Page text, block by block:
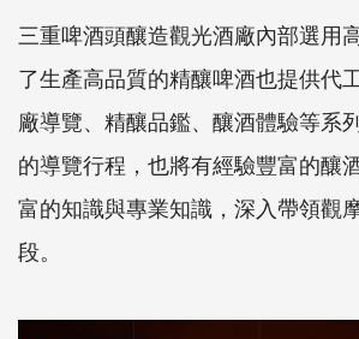
三重啤酒頭釀造觀光酒廠內部選用
了生產高品質的精釀啤酒也提供代
廠導覽、精釀品鑑、釀酒體驗等系
的導覽行程，也將有經驗豐富的釀
富的知識與專業知識，深入帶領觀
段。